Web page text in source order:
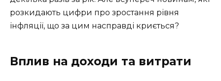
розкидають цифри про зростання рівня
інфляції, що за цим насправді криється?
Вплив на доходи та витрати